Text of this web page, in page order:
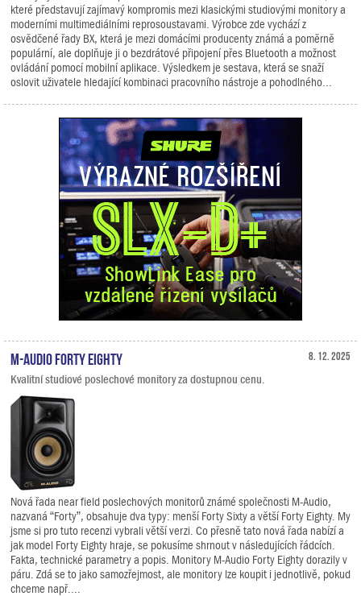
které představují zajímavý kompromis mezi klasickými studiovými monitory a
moderními multimediálními reprosoustavami. Výrobce zde vychází z
osvědčené řady BX, která je mezi domácími producenty známá a poměrně
populární, ale doplňuje ji o bezdrátové připojení přes Bluetooth a možnost
ovládání pomocí mobilní aplikace. Výsledkem je sestava, která se snaží
oslovit uživatele hledající kombinaci pracovního nástroje a pohodlného...
8. 12. 2025
M-Audio Forty Eighty
Kvalitní studiové poslechové monitory za dostupnou cenu.
Nová řada near field poslechových monitorů známé společnosti M-Audio,
nazvaná “Forty”, obsahuje dva typy: menší Forty Sixty a větší Forty Eighty. My
jsme si pro tuto recenzi vybrali větší verzi. Co přesně tato nová řada nabízí a
jak model Forty Eighty hraje, se pokusíme shrnout v následujících řádcích.
Fakta, technické parametry a popis. Monitory M-Audio Forty Eighty dorazily v
páru. Zdá se to jako samozřejmost, ale monitory lze koupit i jednotlivě, pokud
chceme např....